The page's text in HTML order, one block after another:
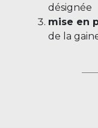
désignée
mise en
de la